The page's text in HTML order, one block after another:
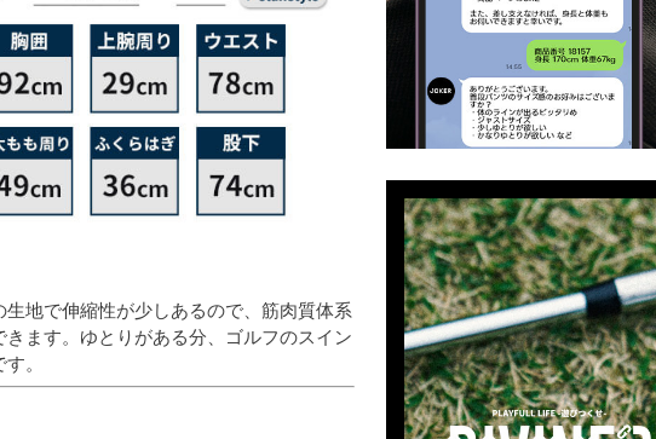
地で伸縮性が少しあるので、筋肉質体系
ます。ゆとりがある分、ゴルフのスイン
。